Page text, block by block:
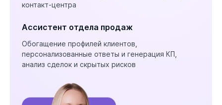
контакт-центра
Ассистент отдела продаж
Обогащение профилей клиентов,
персонализованные ответы и генерация КП,
анализ сделок и скрытых рисков